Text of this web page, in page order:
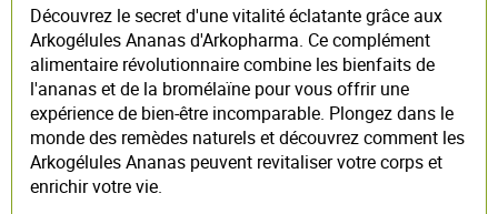
Découvrez le secret d'une vitalité éclatante grâce aux
Arkogélules Ananas d'Arkopharma. Ce complément
alimentaire révolutionnaire combine les bienfaits de
l'ananas et de la bromélaïne pour vous offrir une
expérience de bien-être incomparable. Plongez dans le
monde des remèdes naturels et découvrez comment les
Arkogélules Ananas peuvent revitaliser votre corps et
enrichir votre vie.